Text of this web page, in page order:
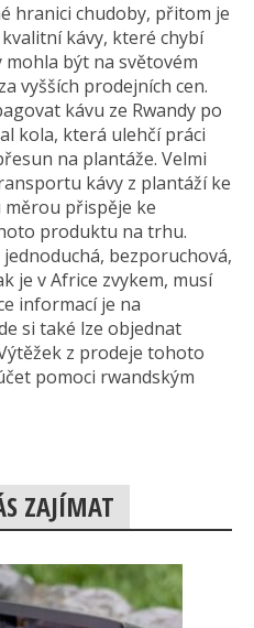
hranici chudoby, přitom je
kávy, které chybí
být na světovém
vyšších prodejních cen.
kávu ze Rwandy po
kola, která ulehčí práci
na plantáže. Velmi
kávy z plantáží ke
měrou přispěje ke
produktu na trhu.
bezporuchová,
je v Africe zvykem, musí
informací je na
si také lze objednat
z prodeje tohoto
pomoci rwandským
ZAJÍMAT